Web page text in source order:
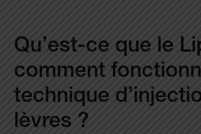
Qu’est-ce que le
comment
technique
lèvres ?